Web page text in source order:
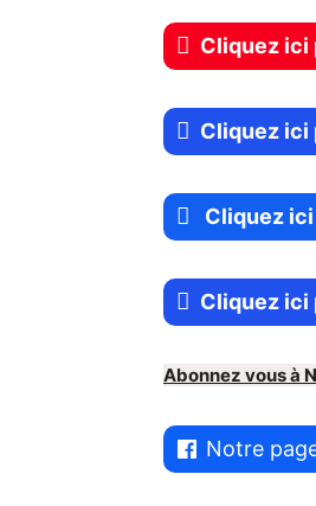
Cliquez ici
Cliquez ici
Cliquez
Cliquez ici
Abonnez vous à
Notre